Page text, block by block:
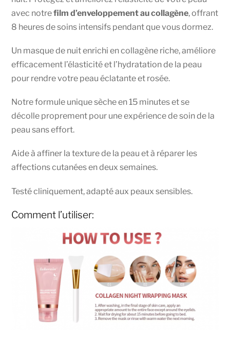
avec notrefilm d’enveloppement au collagène, offrant
8 heures de soins intensifs pendant que vous dormez.
Un masque de nuit enrichi en collagène riche, améliore
efficacement l’élasticité et l’hydratation de la peau
pour rendre votre peau éclatante et rosée.
Notre formule unique sèche en 15 minutes et se
décolle proprement pour une expérience de soin de la
peau sans effort.
Aide à affiner la texture de la peau et à réparer les
affections cutanées en deux semaines.
Testé cliniquement, adapté aux peaux sensibles.
Comment l’utiliser: